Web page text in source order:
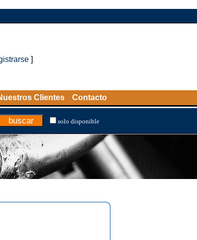
]
Clientes Contacto
solo disponible